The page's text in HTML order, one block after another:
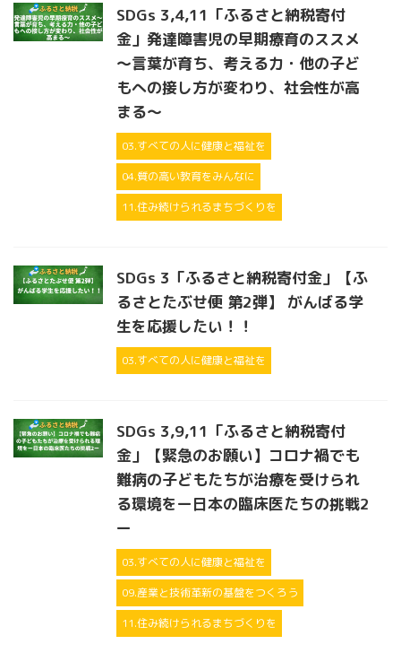
SDGs 3,4,11「ふるさと納税寄付
金」発達障害児の早期療育のススメ
～言葉が育ち、考える力・他の子ど
もへの接し方が変わり、社会性が高
まる～
03.すべての人に健康と福祉を
04.質の高い教育をみんなに
11.住み続けられるまちづくりを
SDGs 3「ふるさと納税寄付金」【ふ
るさとたぶせ便 第2弾】 がんばる学
生を応援したい！！
03.すべての人に健康と福祉を
SDGs 3,9,11「ふるさと納税寄付
金」【緊急のお願い】コロナ禍でも
難病の子どもたちが治療を受けられ
る環境をー日本の臨床医たちの挑戦2
ー
03.すべての人に健康と福祉を
09.産業と技術革新の基盤をつくろう
11.住み続けられるまちづくりを